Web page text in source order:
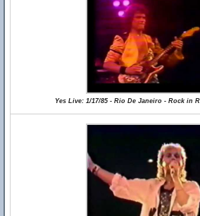
Yes Live: 1/17/85 - Rio De Janeiro - Rock in